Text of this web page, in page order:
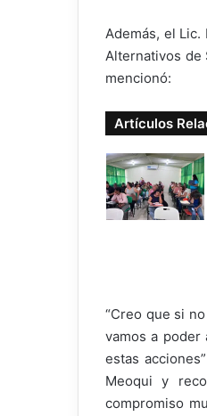
Además, el Lic.
Alternativos de
mencionó:
Artículos
“Creo que si
vamos a poder
estas
Meoqui y
compromiso